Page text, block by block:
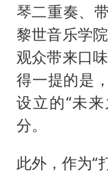
琴二重奏、
黎世音乐学
观众带来口
得一提的是
设立的“未
分。
此外，作为“